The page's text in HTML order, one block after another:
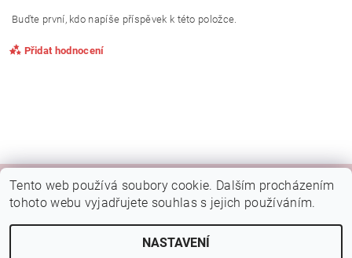
Buďte první, kdo napíše příspěvek k této položce.
Přidat hodnocení
Kamenná prodejna Brno | Rady a tipy | Google mapa | Fotky prodejny
Náš FB
Tento web používá soubory cookie. Dalším procházením
tohoto webu vyjadřujete souhlas s jejich používáním.
NASTAVENÍ